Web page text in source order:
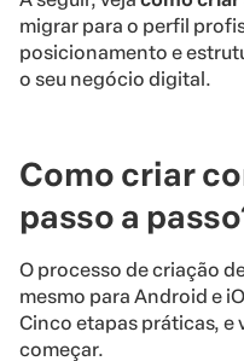
migrar para o perfil
posicionamento e
o seu negócio digital.
Como criar
passo a
O processo de criação
mesmo para Android e
Cinco etapas práticas, e
começar.